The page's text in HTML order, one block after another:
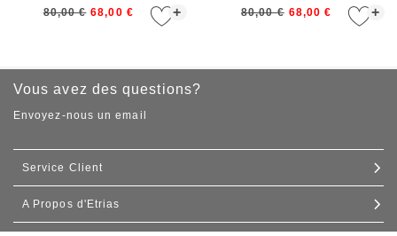
+
Organic Sweatpants Scarlet
80,00 € 68,00 € +
Organic Sweatpants Heather
80,00 € 68,00 €
Vous avez des questions?
Envoyez-nous un email
Service Client
Contact
A Propos d'Etrias